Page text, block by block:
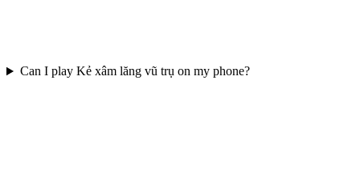
Can I play Kẻ xâm lăng vũ trụ on my phone?